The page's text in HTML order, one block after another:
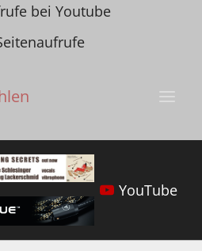
bei Youtube
YouTube